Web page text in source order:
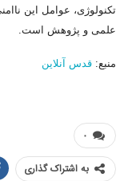
علمی و پژوهش است.
منبع: قدس آنلاین
۰
به اشتراک گذاری